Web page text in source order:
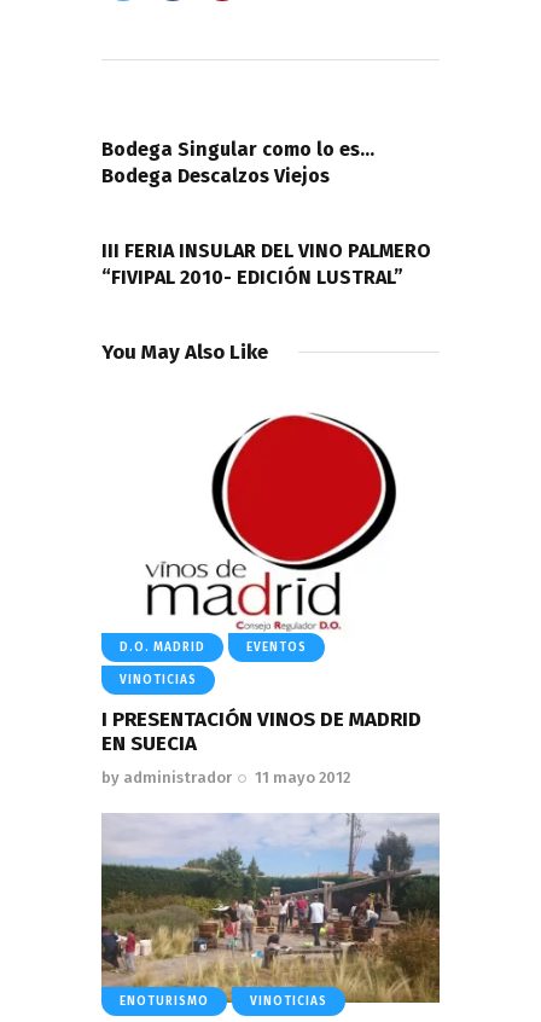
entradas
Bodega Singular como lo es…
Bodega Descalzos Viejos
III FERIA INSULAR DEL VINO PALMERO
“FIVIPAL 2010- EDICIÓN LUSTRAL”
You May Also Like
D.O. MADRID EVENTOS
VINOTICIAS
I PRESENTACIÓN VINOS DE MADRID
EN SUECIA
by administrador 11 mayo 2012
ENOTURISMO VINOTICIAS